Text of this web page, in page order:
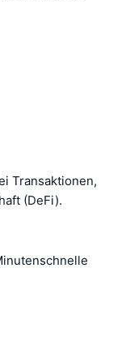
Transaktionen,
(DeFi).